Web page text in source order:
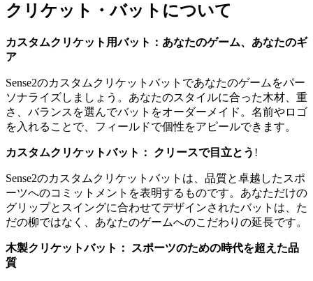
クリケット・バットについて
カスタムクリケット用バット：あなたのゲーム、あなたのギ
ア
Sense2のカスタムクリケットバットであなたのゲームをパー
ソナライズしましょう。あなたのスタイルに合った木材、重
さ、バランスを選んでバットをオーダーメイド。名前やロゴ
を入れることで、フィールドで個性をアピールできます。
カスタムクリケットバット： クリースで目立とう !
Sense2のカスタムクリケットバットは、品質と卓越したスポ
ーツへのコミットメントを表明するものです。あなただけの
グリップとスイングに合わせてデザインされたバットは、た
だの柳ではなく、あなたのゲームへのこだわりの延長です。
木製クリケットバット： スポーツのための時代を超えた品
質